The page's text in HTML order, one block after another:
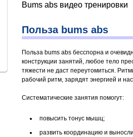
Bums abs видео тренировки
Польза bums abs
Польза bums abs бесспорна и
конструкции занятий, любое тело
тяжести не даст переутомиться.
рабочий ритм, зарядят энергией и
Систематические занятия помогут:
повысить тонус мышц;
развить координацию и